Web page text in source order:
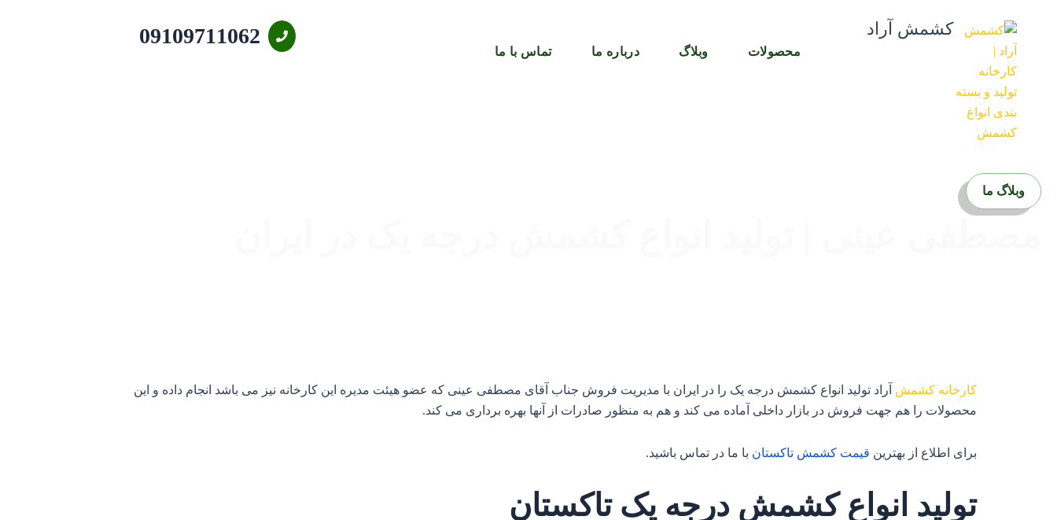
کشمش آراد
محصولات وبلاگ درباره ما تماس با ما
09109711062
وبلاگ ما
کارخانه کشمش آراد تولید انواع کشمش درجه یک را در ایران با مدیریت فروش جناب آقای مصطفی عینی که عضو هیئت مدیره این کارخانه نیز می‌ باشد انجام داده و این
محصولات را هم جهت فروش در بازار داخلی آماده می‌ کند و هم به منظور صادرات از آنها بهره‌ برداری می‌ کند.
برای اطلاع از بهترین قیمت کشمش تاکستان با ما در تماس باشید.
تولید انواع کشمش درجه یک تاکستان